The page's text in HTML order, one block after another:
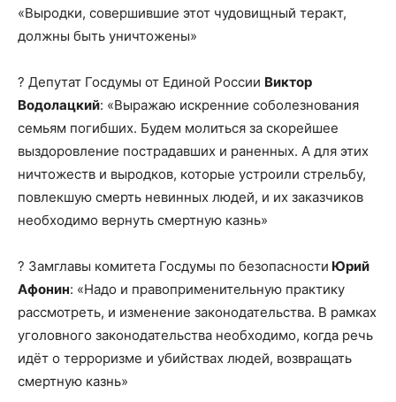
«Выродки, совершившие этот чудовищный теракт,
должны быть уничтожены»
? Депутат Госдумы от Единой России Виктор
Водолацкий: «Выражаю искренние соболезнования
семьям погибших. Будем молиться за скорейшее
выздоровление пострадавших и раненных. А для этих
ничтожеств и выродков, которые устроили стрельбу,
повлекшую смерть невинных людей, и их заказчиков
необходимо вернуть смертную казнь»
? Замглавы комитета Госдумы по безопасности Юрий
Афонин: «Надо и правоприменительную практику
рассмотреть, и изменение законодательства. В рамках
уголовного законодательства необходимо, когда речь
идёт о терроризме и убийствах людей, возвращать
смертную казнь»